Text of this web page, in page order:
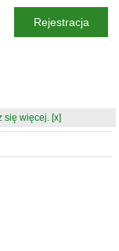
się więcej. [x]
Rejestracja